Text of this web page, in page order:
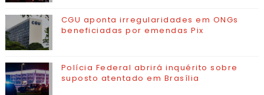
CGU aponta irregularidades em ONGs
beneficiadas por emendas Pix
Polícia Federal abrirá inquérito sobre
suposto atentado em Brasília